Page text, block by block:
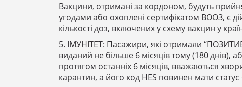
Вакцини, отримані за кордоном, будуть
угодами або охоплені сертифікатом ВООЗ, є
кількості доз, включених у схему вакцин у
5. ІМУНІТЕТ: Пасажири, які отримали
виданий не більше 6 місяців тому (180 днів),
протягом останніх 6 місяців, вважаються
карантин, а його код HES повинен мати